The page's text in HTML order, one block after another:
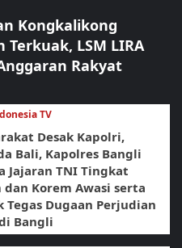
Kongkalikong
Terkuak, LSM LIRA
Rakyat
TV
Desak Kapolri,
Bali, Kapolres Bangli
Jajaran TNI Tingkat
dan Korem Awasi serta
Tegas Dugaan Perjudian
Bangli